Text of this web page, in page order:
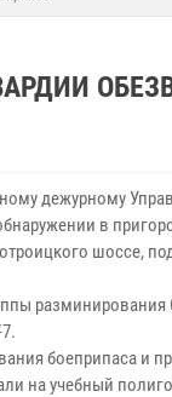
дежурному
в
шоссе,
боеприпаса и
на учебный